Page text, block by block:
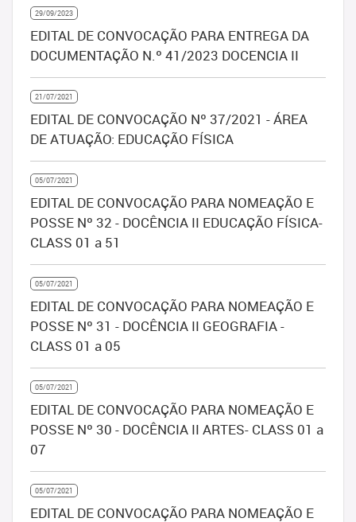
29/09/2023
EDITAL DE CONVOCAÇÃO PARA ENTREGA DA
DOCUMENTAÇÃO N.º 41/2023 DOCENCIA II
21/07/2021
EDITAL DE CONVOCAÇÃO Nº 37/2021 - ÁREA
DE ATUAÇÃO: EDUCAÇÃO FÍSICA
05/07/2021
EDITAL DE CONVOCAÇÃO PARA NOMEAÇÃO E
POSSE Nº 32 - DOCÊNCIA II EDUCAÇÃO FÍSICA-
CLASS 01 a 51
05/07/2021
EDITAL DE CONVOCAÇÃO PARA NOMEAÇÃO E
POSSE Nº 31 - DOCÊNCIA II GEOGRAFIA -
CLASS 01 a 05
05/07/2021
EDITAL DE CONVOCAÇÃO PARA NOMEAÇÃO E
POSSE Nº 30 - DOCÊNCIA II ARTES- CLASS 01 a
07
05/07/2021
EDITAL DE CONVOCAÇÃO PARA NOMEAÇÃO E